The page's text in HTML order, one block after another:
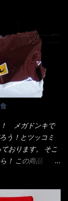
やく(小えびてん
エキス、たん白加
加工でん粉、調味
、リン酸塩
ンE)、クチナシ
ミンB1、香辛料
大豆・豚肉・やま
きの方が蒲鉾が
チン色素・・・
？？ ■カロリー
を醸し出してい
い！！ 私はペ
の後の獄激辛カ
ップに敢えて辛
清としては最上
はいるけど、1年
が、どうのこう
けている商品と
りゃしない！ カ
出来る！それが
スープの具も全
ップだと、スー
、表層が泡立っ
！ メガドンキで
う！とツッコミ
おります。 そこ
！ この商品
ニューアル前の